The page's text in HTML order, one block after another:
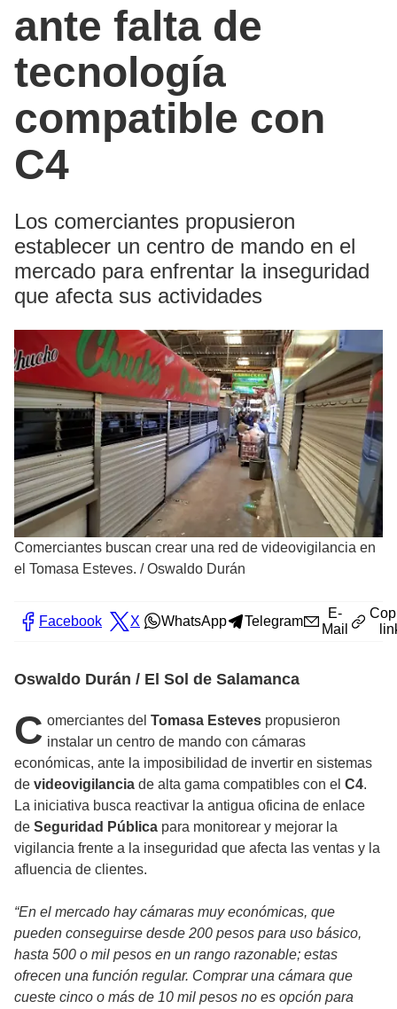
ante falta de
tecnología
compatible con
C4
Los comerciantes propusieron
establecer un centro de mando en el
mercado para enfrentar la inseguridad
que afecta sus actividades
Comerciantes buscan crear una red de videovigilancia en
el Tomasa Esteves. /Oswaldo Durán
Facebook X WhatsApp Telegram
E-
Mail
Oswaldo Durán / El Sol de Salamanca
C omerciantes del Tomasa Esteves propusieron
instalar un centro de mando con cámaras
económicas, ante la imposibilidad de invertir en sistemas
de videovigilancia de alta gama compatibles con el C4.
La iniciativa busca reactivar la antigua oficina de enlace
de Seguridad Pública para monitorear y mejorar la
vigilancia frente a la inseguridad que afecta las ventas y la
afluencia de clientes.
“En el mercado hay cámaras muy económicas, que
pueden conseguirse desde 200 pesos para uso básico,
hasta 500 o mil pesos en un rango razonable; estas
ofrecen una función regular. Comprar una cámara que
cueste cinco o más de 10 mil pesos no es opción para